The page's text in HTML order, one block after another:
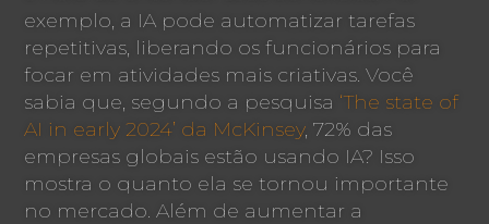
exemplo, a IA pode automatizar tarefas
repetitivas, liberando os funcionários para
focar em atividades mais criativas. Você
sabia que, segundo a pesquisa ‘The state of
AI in early 2024’ da McKinsey, 72% das
empresas globais estão usando IA? Isso
mostra o quanto ela se tornou importante
no mercado. Além de aumentar a